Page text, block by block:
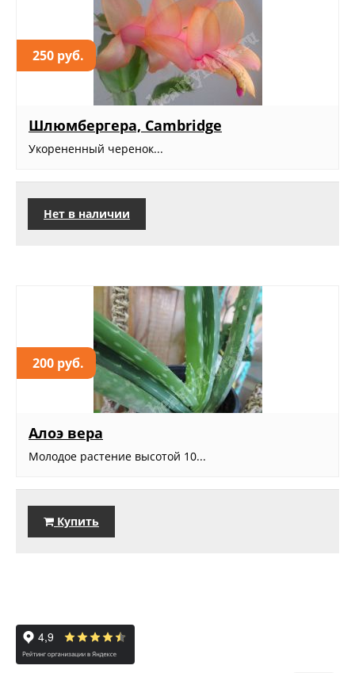
250 руб.
Шлюмбергера, Cambridge
Укорененный черенок...
Нет в наличии
200 руб.
Алоэ вера
Молодое растение высотой 10...
Купить